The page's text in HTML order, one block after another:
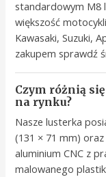
standardowym M8
większość
Kawasaki, Suzuki,
zakupem sprawdź
Czym różnią
na rynku?
Nasze lusterka
(131 × 71 mm)
aluminium CNC z
malowanego